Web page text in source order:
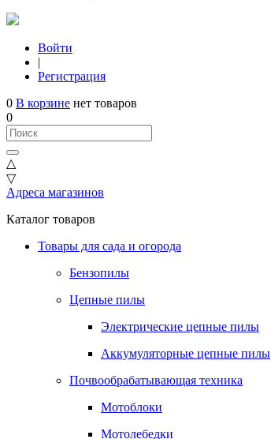
Войти
|
Регистрация
0 В корзине нет товаров
0
△
▽
Адреса магазинов
Каталог товаров
Товары для сада и огорода
Бензопилы
Цепные пилы
Электрические цепные пилы
Аккумуляторные цепные пилы
Почвообрабатывающая техника
Мотоблоки
Мотолебедки